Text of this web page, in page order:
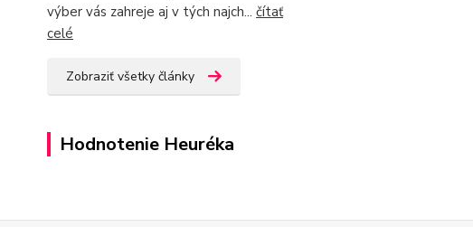
výber vás zahreje aj v tých najch... čítať
celé
Zobraziť všetky články
Hodnotenie Heuréka